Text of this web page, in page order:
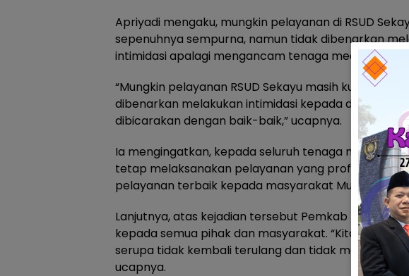
Apriyadi mengaku, mungkin pelayanan di RSUD
sepenuhnya sempurna, namun tidak dibenarkan
intimidasi apalagi mengancam tenaga medis.
“Mungkin pelayanan RSUD Sekayu masih kurang,
dibenarkan melakukan intimidasi kepada dokter.
dibicarakan dengan baik-baik,” ucapnya.
Ia mengingatkan, kepada seluruh tenaga medis di
tetap melaksanakan pelayanan yang profesional
pelayanan terbaik kepada masyarakat Muba.
Lanjutnya, atas kejadian tersebut Pemkab Muba
kepada semua pihak dan masyarakat. “Kita
serupa tidak kembali terulang dan tidak
ucapnya.